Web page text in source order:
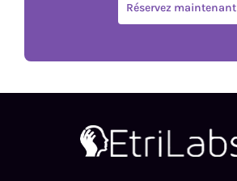
Réservez maintenant